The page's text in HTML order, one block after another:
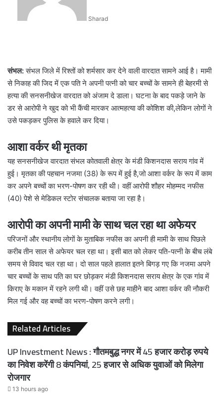
Sharad
संभल:संभल जिले में रिश्तों को शर्मसार कर देने वाली वारदात सामने आई है। मामी
से निकाह की जिद में एक पति ने अपनी पत्नी को चार बच्चों के सामने ही बेहरमी से
हत्या की सनसनीखेज वारदात को अंजाम दे डाला। घटना के बाद पकड़े जाने के
डर से आरोपी ने खुद को भी कैंची मारकर आत्महत्या की कोशिश की,लेकिन लोगों ने
उसे पकड़कर पुलिस के हवाले कर दिया।
आशा वर्कर थी मृतका
यह सनसनीखेज वारदात संभल कोतवाली क्षेत्र के मंडी किशनदास सराय गांव में
हुई। मृतका की पहचान नजमा (38) के रूप में हुई है,जो आशा वर्कर के रूप में काम
कर अपने बच्चों का भरण-पोषण कर रही थी। वहीं आरोपी शौहर मोहम्मद नफीस
(40) पेशे से मेडिकल स्टोर संचालक बताया जा रहा है।
आरोपी का अपनी मामी के साथ चल रहा था अफेयर
परिजनों और स्थानीय लोगों के मुताबिक नफीस का अपनी ही मामी के साथ पिछले
करीब तीन साल से अफेयर चल रहा था। इसी बात को लेकर पति-पत्नी के बीच लंबे
समय से विवाद चल रहा था। दो साल पहले हालात इतने बिगड़ गए कि नजमा अपने
चार बच्चों के साथ पति का घर छोड़कर मंडी किशनदास सराय क्षेत्र के एक गांव में
किराए के मकान में रहने लगी थी। वहीं उसे छह माहीने बाद आशा वर्कर की नौकरी
मिल गई और वह बच्चों का भरण-पोषण करने लगी।
Related Articles
UP Investment News : गौतमबुद्ध नगर में 45 हजार करोड़ रुपये
का निवेश करेंगी 8 कंपनियां, 25 हजार से अधिक युवाओं को मिलेगा
रोजगार
13 hours ago